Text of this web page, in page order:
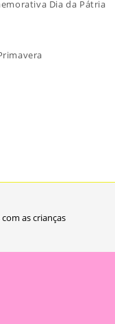
Dia da Pátria
as crianças